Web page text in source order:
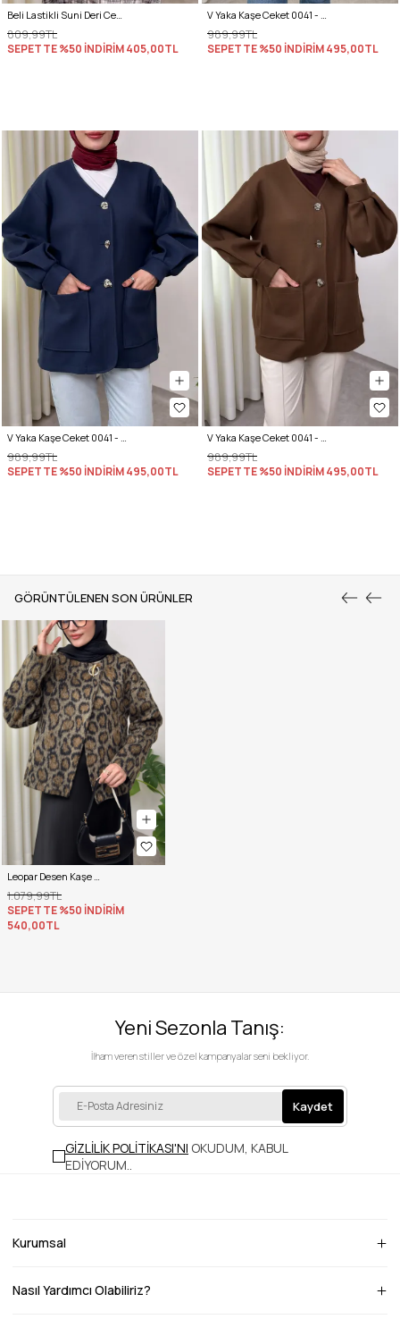
GÖRÜNTÜLENEN SON ÜRÜNLER
Leopar Desen Kaşe Ceket 2602 - KAHVERENGİ
1.079,99TL
SEPETTE %50 İNDİRİM
540,00TL
809,99TL
SEPETTE %50 İNDİRİM405,00TL
989,99TL
SEPETTE %50 İNDİRİM495,00TL
989,99TL
SEPETTE %50 İNDİRİM495,00TL
989,99TL
SEPETTE %50 İNDİRİM495,00TL
Yeni Sezonla Tanış:
İlham veren stiller ve özel kampanyalar seni bekliyor.
Kaydet
GİZLİLİK POLİTİKASI'NI OKUDUM, KABUL
EDİYORUM..
Kurumsal
Nasıl Yardımcı Olabiliriz?